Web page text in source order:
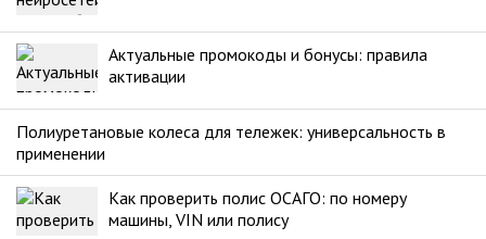
Актуальные промокоды и бонусы: правила
активации
Полиуретановые колеса для тележек: универсальность в
применении
Как проверить полис ОСАГО: по номеру
машины, VIN или полису